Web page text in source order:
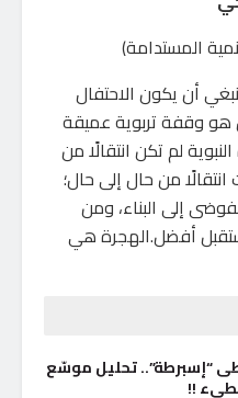
المستدامة)
أن يكون الاحتفال
هو وقفة تربوية عميقة
لم تكن انتقالًا من
من حال إلى حال؛
إلى البناء، ومن
أفضل.الهجرة هي
“إسبرطة”.. تحليل موسّع
!!